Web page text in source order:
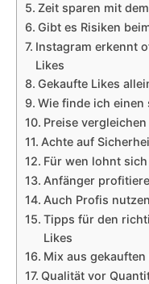
Zeit sparen mit
Gibt es Risiken
Instagram erkennt
Likes
Gekaufte Likes
Wie finde ich einen
Preise
Achte auf
Für wen lohnt
Anfänger
Auch Profis
Tipps für den
Likes
Mix aus
Qualität vor